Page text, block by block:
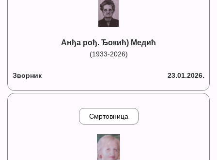
Анђа рођ. Ђокић) Медић
(1933-2026)
Зворник 23.01.2026.
Смртовница